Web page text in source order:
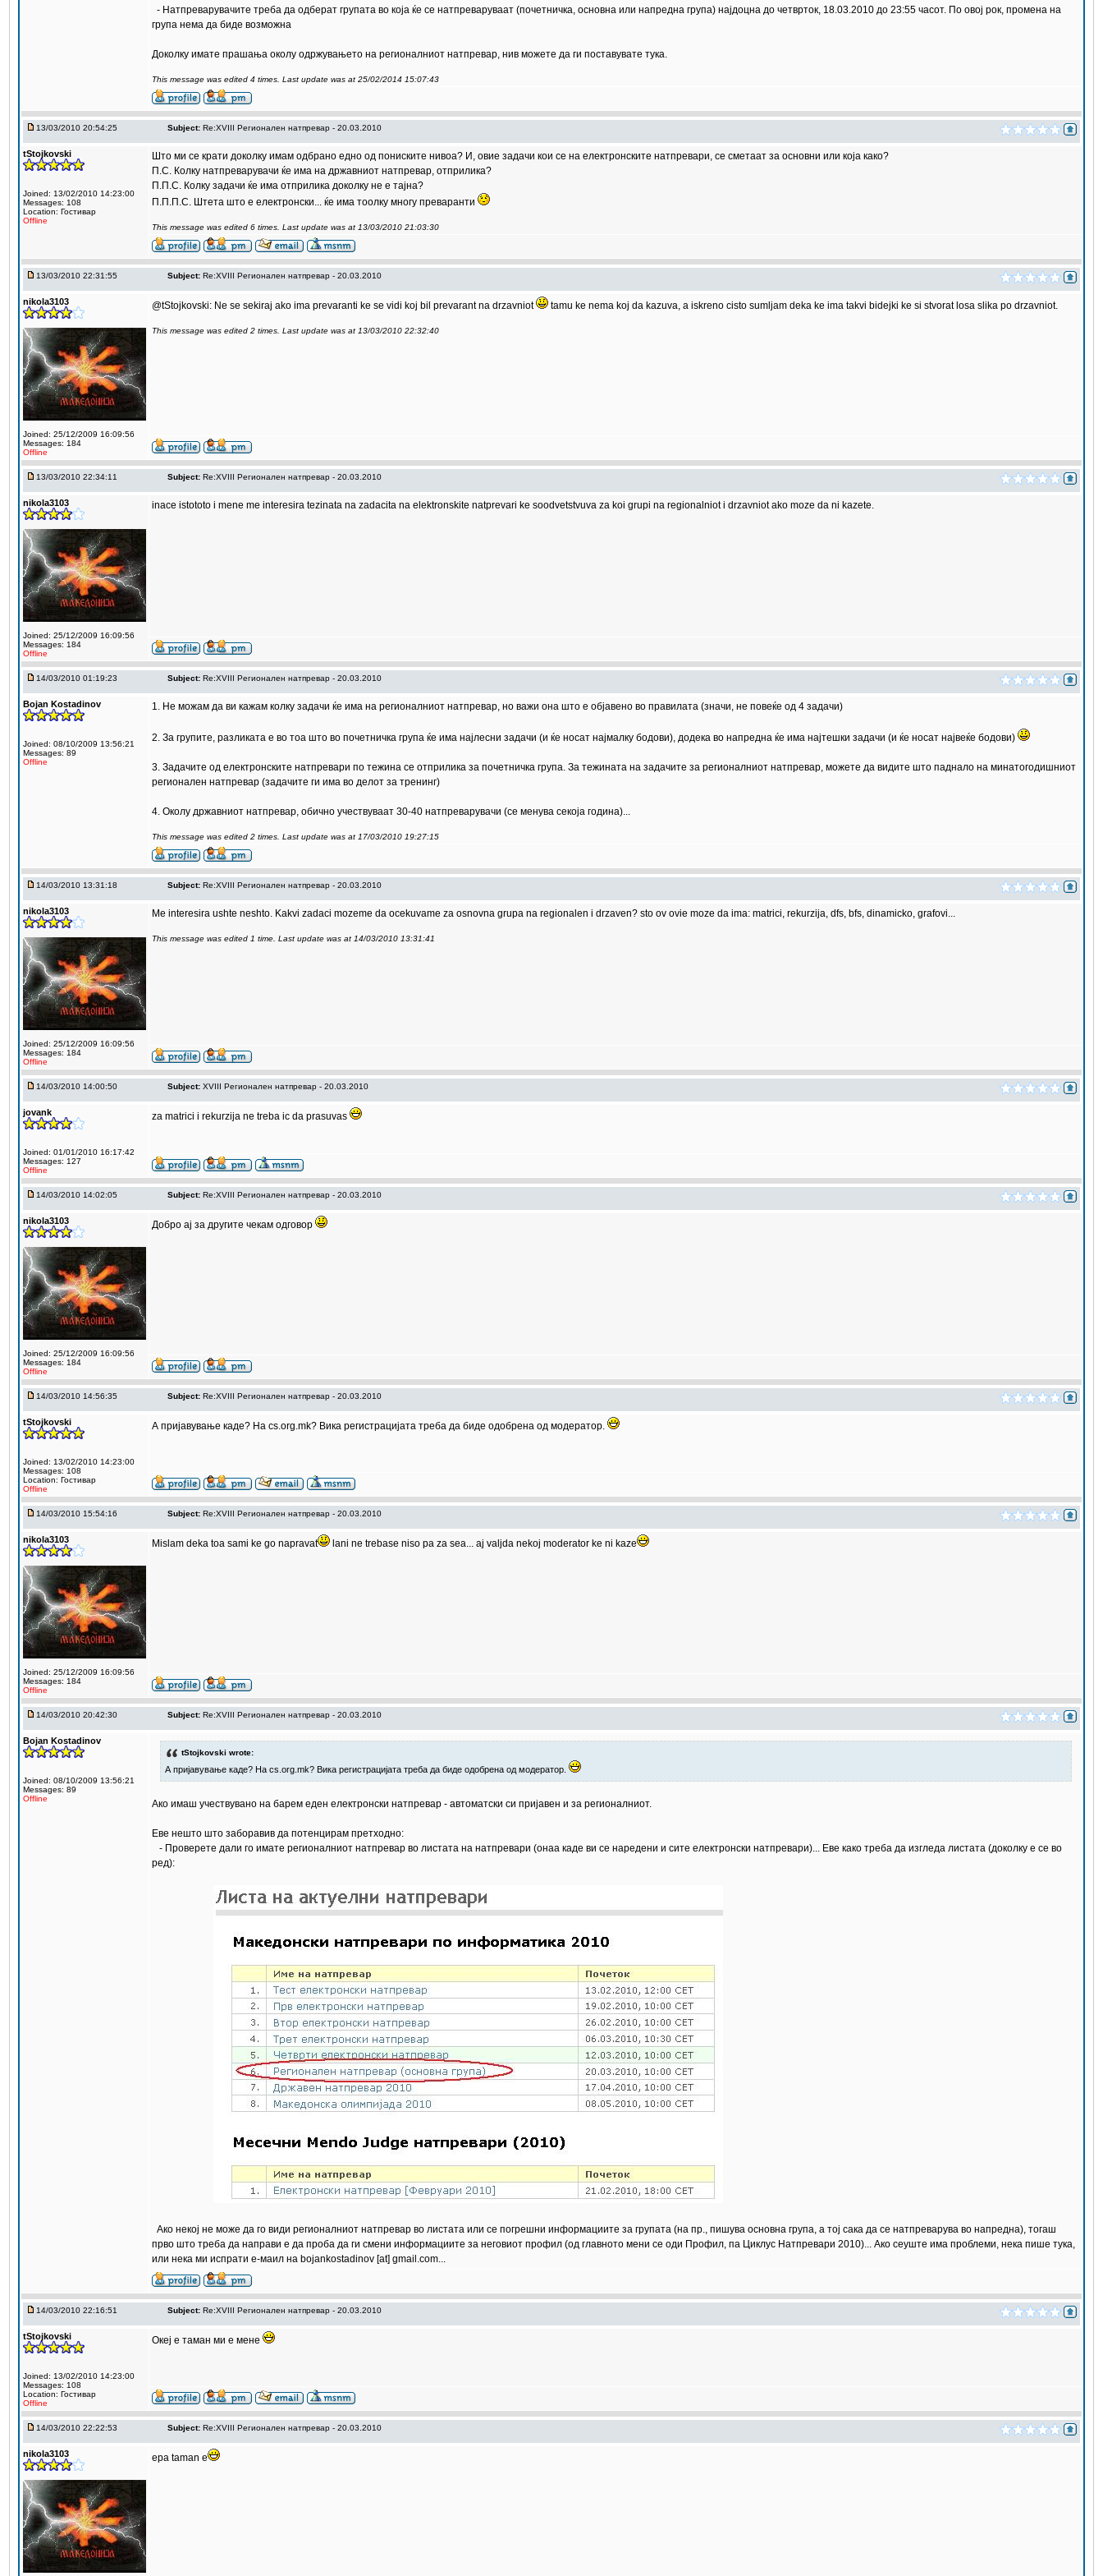
- Натпреварувачите треба да одберат групата во која ќе се натпреваруваат (почетничка, основна или напредна група) најдоцна до четврток, 18.03.2010 до 23:55 часот. По овој рок, промена на
група нема да биде возможна
Доколку имате прашања околу одржувањето на регионалниот натпревар, нив можете да ги поставувате тука.
This message was edited 4 times. Last update was at 25/02/2014 15:07:43
13/03/2010 20:54:25 Subject: Re:XVIII Регионален натпревар - 20.03.2010
tStojkovski
Joined: 13/02/2010 14:23:00
Messages: 108
Location: Гостивар
Offline
Што ми се крати доколку имам одбрано едно од пониските нивоа? И, овие задачи кои се на електронските натпревари, се сметаат за основни или која како?
П.С. Колку натпреварувачи ќе има на државниот натпревар, отприлика?
П.П.С. Колку задачи ќе има отприлика доколку не е тајна?
П.П.П.С. Штета што е електронски... ќе има тоолку многу преваранти
This message was edited 6 times. Last update was at 13/03/2010 21:03:30
13/03/2010 22:31:55 Subject: Re:XVIII Регионален натпревар - 20.03.2010
nikola3103
Joined: 25/12/2009 16:09:56
Messages: 184
Offline
@tStojkovski: Ne se sekiraj ako ima prevaranti ke se vidi koj bil prevarant na drzavniot tamu ke nema koj da kazuva, a iskreno cisto sumljam deka ke ima takvi bidejki ke si stvorat losa slika po drzavniot.
This message was edited 2 times. Last update was at 13/03/2010 22:32:40
13/03/2010 22:34:11 Subject: Re:XVIII Регионален натпревар - 20.03.2010
nikola3103
Joined: 25/12/2009 16:09:56
Messages: 184
Offline
inace istototo i mene me interesira tezinata na zadacita na elektronskite natprevari ke soodvetstvuva za koi grupi na regionalniot i drzavniot ako moze da ni kazete.
14/03/2010 01:19:23 Subject: Re:XVIII Регионален натпревар - 20.03.2010
Bojan Kostadinov
Joined: 08/10/2009 13:56:21
Messages: 89
Offline
1. Не можам да ви кажам колку задачи ќе има на регионалниот натпревар, но важи она што е објавено во правилата (значи, не повеќе од 4 задачи)
2. За групите, разликата е во тоа што во почетничка група ќе има најлесни задачи (и ќе носат најмалку бодови), додека во напредна ќе има најтешки задачи (и ќе носат највеќе бодови)
3. Задачите од електронските натпревари по тежина се отприлика за почетничка група. За тежината на задачите за регионалниот натпревар, можете да видите што паднало на минатогодишниот
регионален натпревар (задачите ги има во делот за тренинг)
4. Околу државниот натпревар, обично учествуваат 30-40 натпреварувачи (се менува секоја година)...
This message was edited 2 times. Last update was at 17/03/2010 19:27:15
14/03/2010 13:31:18 Subject: Re:XVIII Регионален натпревар - 20.03.2010
nikola3103
Joined: 25/12/2009 16:09:56
Messages: 184
Offline
Me interesira ushte neshto. Kakvi zadaci mozeme da ocekuvame za osnovna grupa na regionalen i drzaven? sto ov ovie moze da ima: matrici, rekurzija, dfs, bfs, dinamicko, grafovi...
This message was edited 1 time. Last update was at 14/03/2010 13:31:41
14/03/2010 14:00:50 Subject: XVIII Регионален натпревар - 20.03.2010
jovank
Joined: 01/01/2010 16:17:42
Messages: 127
Offline
za matrici i rekurzija ne treba ic da prasuvas
14/03/2010 14:02:05 Subject: Re:XVIII Регионален натпревар - 20.03.2010
nikola3103
Joined: 25/12/2009 16:09:56
Messages: 184
Offline
Добро ај за другите чекам одговор
14/03/2010 14:56:35 Subject: Re:XVIII Регионален натпревар - 20.03.2010
tStojkovski
Joined: 13/02/2010 14:23:00
Messages: 108
Location: Гостивар
Offline
А пријавување каде? На cs.org.mk? Вика регистрацијата треба да биде одобрена од модератор.
14/03/2010 15:54:16 Subject: Re:XVIII Регионален натпревар - 20.03.2010
nikola3103
Joined: 25/12/2009 16:09:56
Messages: 184
Offline
Mislam deka toa sami ke go napravat lani ne trebase niso pa za sea... aj valjda nekoj moderator ke ni kaze
14/03/2010 20:42:30 Subject: Re:XVIII Регионален натпревар - 20.03.2010
Bojan Kostadinov
Joined: 08/10/2009 13:56:21
Messages: 89
Offline
tStojkovski wrote:
А пријавување каде? На cs.org.mk? Вика регистрацијата треба да биде одобрена од модератор.
Ако имаш учествувано на барем еден електронски натпревар - автоматски си пријавен и за регионалниот.
Еве нешто што заборавив да потенцирам претходно:
- Проверете дали го имате регионалниот натпревар во листата на натпревари (онаа каде ви се наредени и сите електронски натпревари)... Еве како треба да изгледа листата (доколку е се во
ред):
Ако некој не може да го види регионалниот натпревар во листата или се погрешни информациите за групата (на пр., пишува основна група, а тој сака да се натпреварува во напредна), тогаш
прво што треба да направи е да проба да ги смени информациите за неговиот профил (од главното мени се оди Профил, па Циклус Натпревари 2010)... Ако сеуште има проблеми, нека пише тука,
или нека ми испрати е-маил на bojankostadinov [at] gmail.com...
14/03/2010 22:16:51 Subject: Re:XVIII Регионален натпревар - 20.03.2010
tStojkovski
Joined: 13/02/2010 14:23:00
Messages: 108
Location: Гостивар
Offline
Океј е таман ми е мене
14/03/2010 22:22:53 Subject: Re:XVIII Регионален натпревар - 20.03.2010
nikola3103 epa taman e